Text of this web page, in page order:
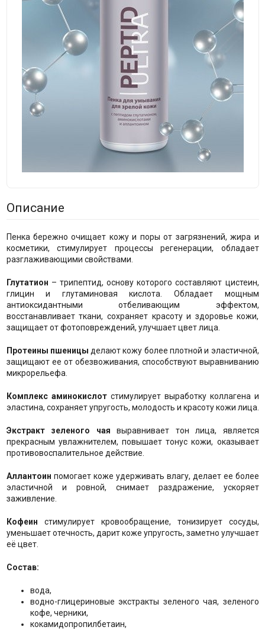
Описание
Пенка бережно очищает кожу и поры от загрязнений, жира и
косметики, стимулирует процессы регенерации, обладает
разглаживающими свойствами.
Глутатион – трипептид, основу которого составляют цистеин,
глицин и глутаминовая кислота. Обладает мощным
антиоксидантными отбеливающим эффектом,
восстанавливает ткани, сохраняет красоту и здоровье кожи,
защищает от фотоповреждений, улучшает цвет лица.
Протеины пшеницы делают кожу более плотной и эластичной,
защищают ее от обезвоживания, способствуют выравниванию
микрорельефа.
Комплекс аминокислотстимулирует выработку коллагена и
эластина, сохраняет упругость, молодость и красоту кожи лица.
Экстракт зеленого чая выравнивает тон лица, является
прекрасным увлажнителем, повышает тонус кожи, оказывает
противовоспалительное действие.
Аллантоин помогает коже удерживать влагу, делает ее более
эластичной и ровной, снимает раздражение, ускоряет
заживление.
Кофеин стимулирует кровообращение, тонизирует сосуды,
уменьшает отечность, дарит коже упругость, заметно улучшает
её цвет.
Состав:
вода,
водно-глицериновые экстракты зеленого чая, зеленого
кофе, черники,
кокамидопропилбетаин,